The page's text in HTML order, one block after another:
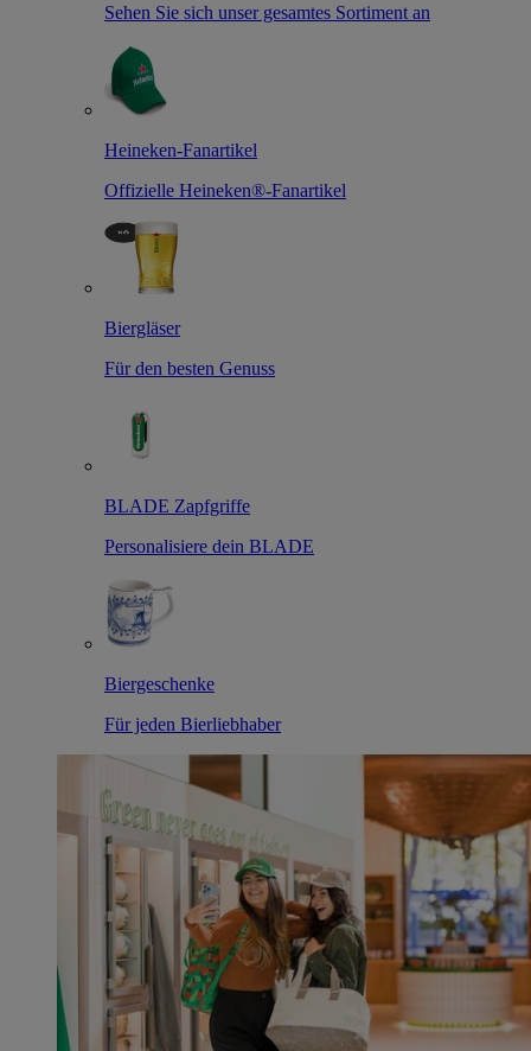
Sehen Sie sich unser gesamtes Sortiment an
Heineken-Fanartikel
Offizielle Heineken®-Fanartikel
Biergläser
Für den besten Genuss
BLADE Zapfgriffe
Personalisiere dein BLADE
Biergeschenke
Für jeden Bierliebhaber